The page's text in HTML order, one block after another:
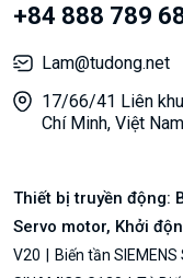
+84 888 789
Lam@tudong.net
17/66/41 Liên
Chí Minh, Việt Nam
Thiết bị truyền động:
Servo motor, Khởi
V20
Biến tần SIEMENS